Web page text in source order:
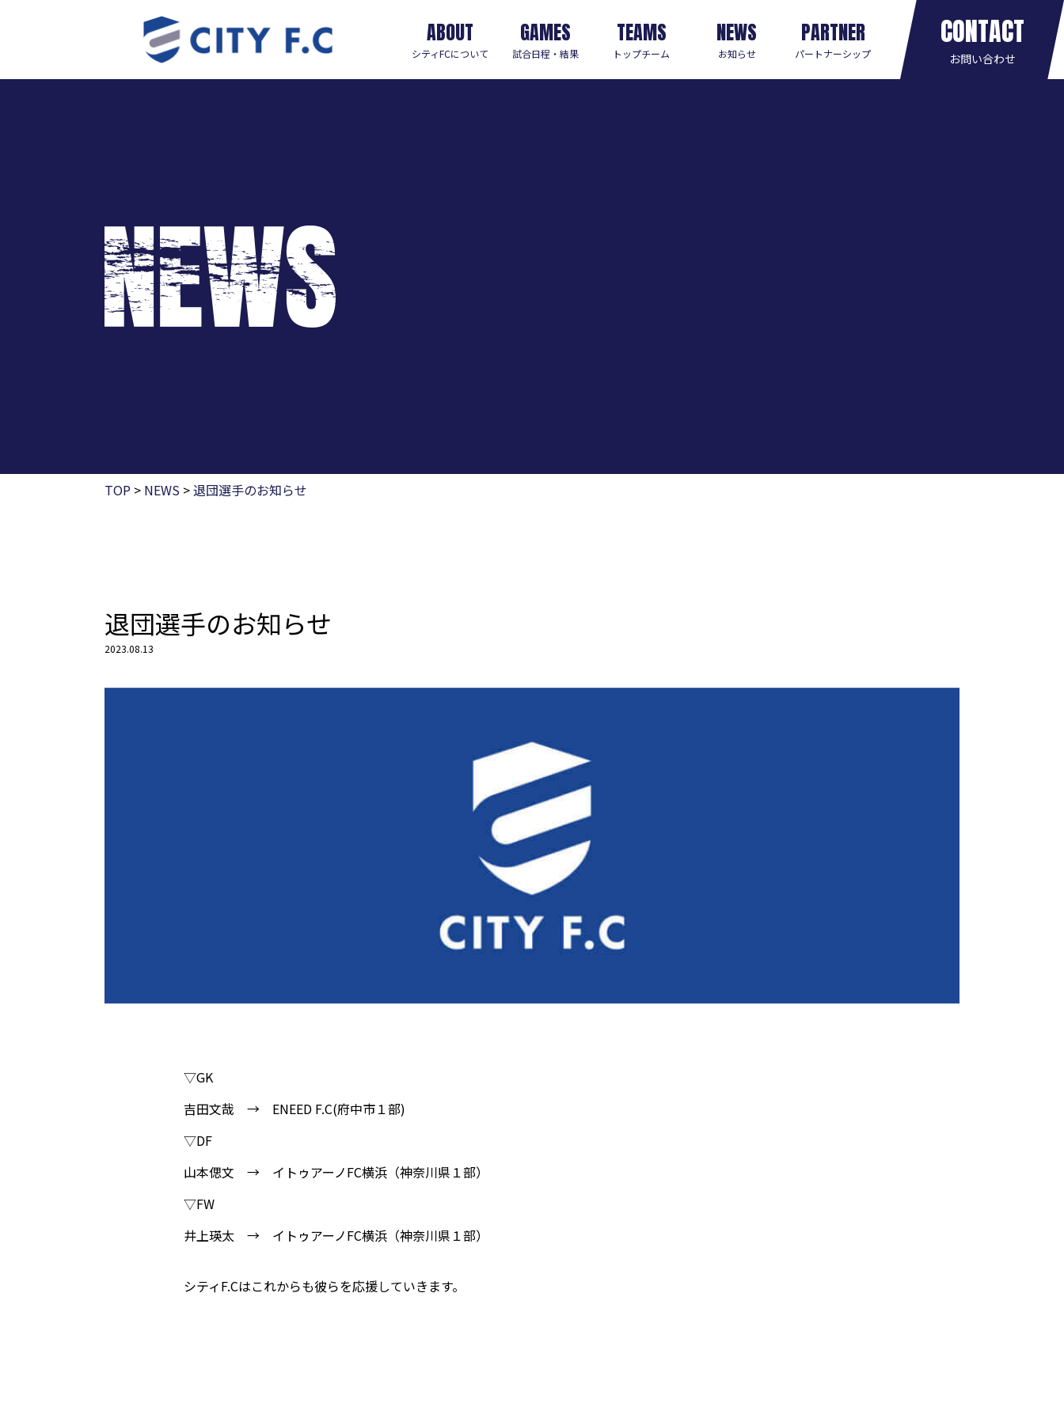
ABOUT
シティFCについて
GAMES
試合日程・結果
TEAMS
トップチーム
NEWS
お知らせ
PARTNER
パートナーシップ
CONTACT
お問い合わせ
TOP > NEWS >退団選手のお知らせ
退団選手のお知らせ
2023.08.13
▽GK
吉田文哉 → ENEED F.C(府中市１部)
▽DF
山本偲文 → イトゥアーノFC横浜（神奈川県１部）
▽FW
井上瑛太 → イトゥアーノFC横浜（神奈川県１部）
シティF.Cはこれからも彼らを応援していきます。